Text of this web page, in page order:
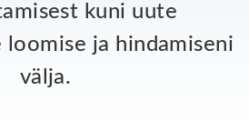
kuni uute
loomise ja hindamiseni
välja.